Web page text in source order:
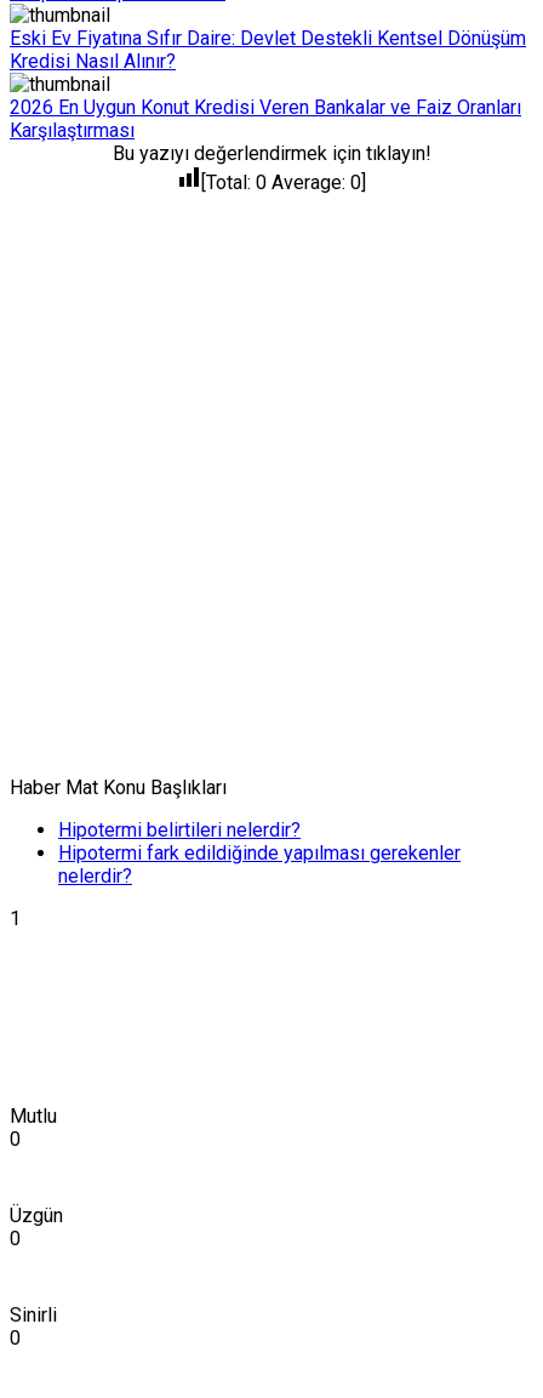
Eski Ev Fiyatına Sıfır Daire: Devlet Destekli Kentsel Dönüşüm
Kredisi Nasıl Alınır?
2026 En Uygun Konut Kredisi Veren Bankalar ve Faiz Oranları
Karşılaştırması
Bu yazıyı değerlendirmek için tıklayın!
[Total: 0 Average: 0]
Haber Mat Konu Başlıkları
Hipotermi belirtileri nelerdir?
Hipotermi fark edildiğinde yapılması gerekenler
nelerdir?
1
Mutlu
0
Üzgün
0
Sinirli
0